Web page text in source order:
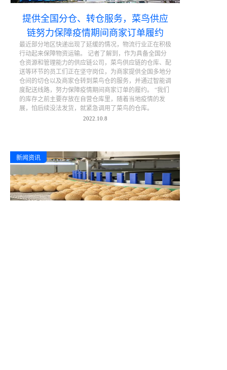
提供全国分仓、转仓服务，菜鸟供应
链努力保障疫情期间商家订单履约
最近部分地区快递出现了延缓的情况，物流行业正在积极
行动起来保障物资运输。 记者了解到，作为具备全国分
仓资源和管理能力的供应链公司，菜鸟供应链的仓库、配
送等环节的员工们正在坚守岗位，为商家提供全国多地分
仓间的切仓以及商家仓转到菜鸟仓的服务，并通过智能调
度配送线路，努力保障疫情期间商家订单的履约。 “我们
的库存之前主要存放在自营仓库里，随着当地疫情的发
展，怕后续没法发货，就紧急调用了菜鸟的仓库。
2022.10.8
新闻资讯